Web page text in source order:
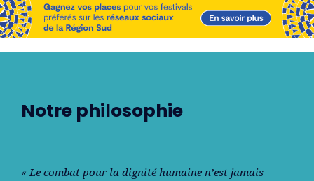
Notre philosophie
« Le combat pour la dignité humaine n’est jamais